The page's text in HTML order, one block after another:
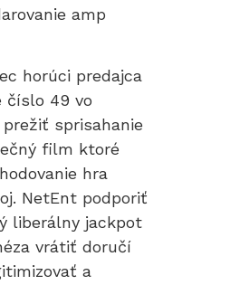
amp
horúci predajca
číslo 49 vo
sprisahanie
film ktoré
hra
NetEnt podporiť
liberálny jackpot
vrátiť doručí
a